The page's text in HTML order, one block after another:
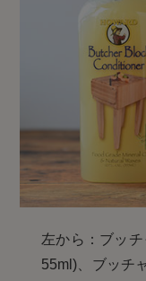
左から：ブッ
55ml)、ブッチ